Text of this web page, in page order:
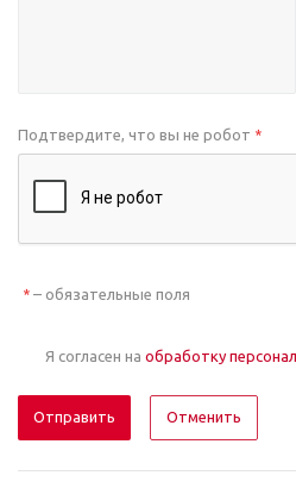
Подтвердите, что вы не робот *
* – обязательные поля
Я согласен на обработку
Отменить